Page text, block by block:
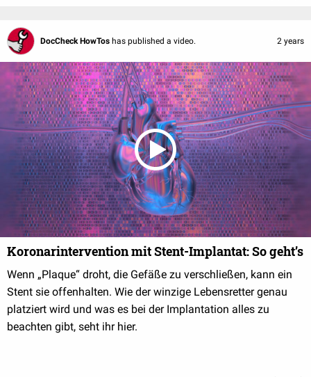
DocCheck HowTos has published a video. 2 years
Koronarintervention mit Stent-Implantat: So geht’s
Wenn „Plaque“ droht, die Gefäße zu verschließen, kann ein
Stent sie offenhalten. Wie der winzige Lebensretter genau
platziert wird und was es bei der Implantation alles zu
beachten gibt, seht ihr hier.